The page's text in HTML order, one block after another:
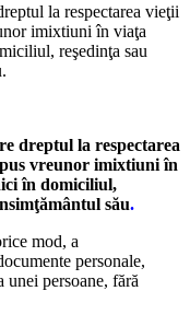
la respectarea vieţii
imixtiuni în viaţa
reşedinţa sau
dreptul la respectarea
vreunor imixtiuni în
în domiciliul,
său.
mod, a
personale,
persoane, fără